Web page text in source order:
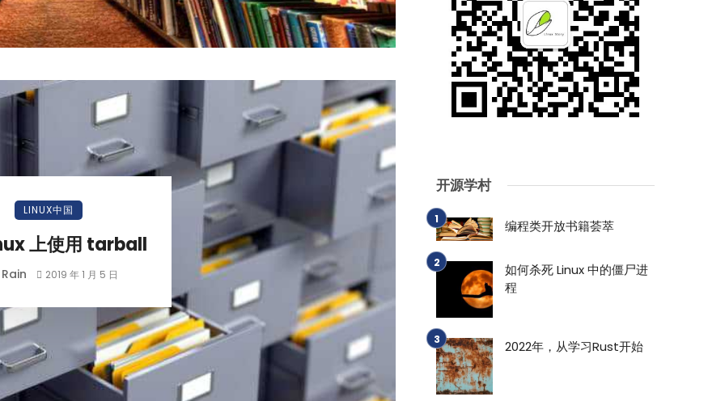
LINUX中国
上使用 tarball
Rain 2019 年 1 月 5 日
开源学村
编程类开放书籍荟萃
如何杀死 Linux 中的僵尸进
程
2022年，从学习Rust开始